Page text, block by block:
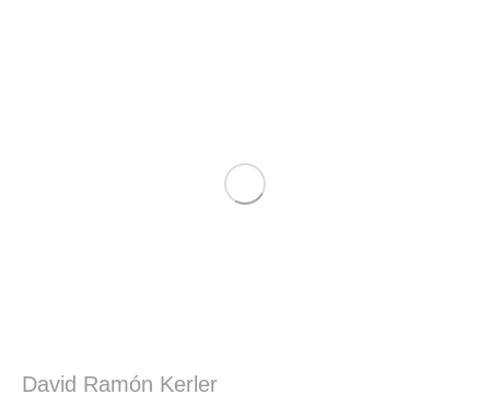
David Ramón Kerler